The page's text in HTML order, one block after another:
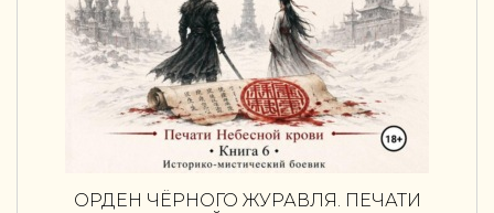
ОРДЕН ЧЁРНОГО ЖУРАВЛЯ. ПЕЧАТИ